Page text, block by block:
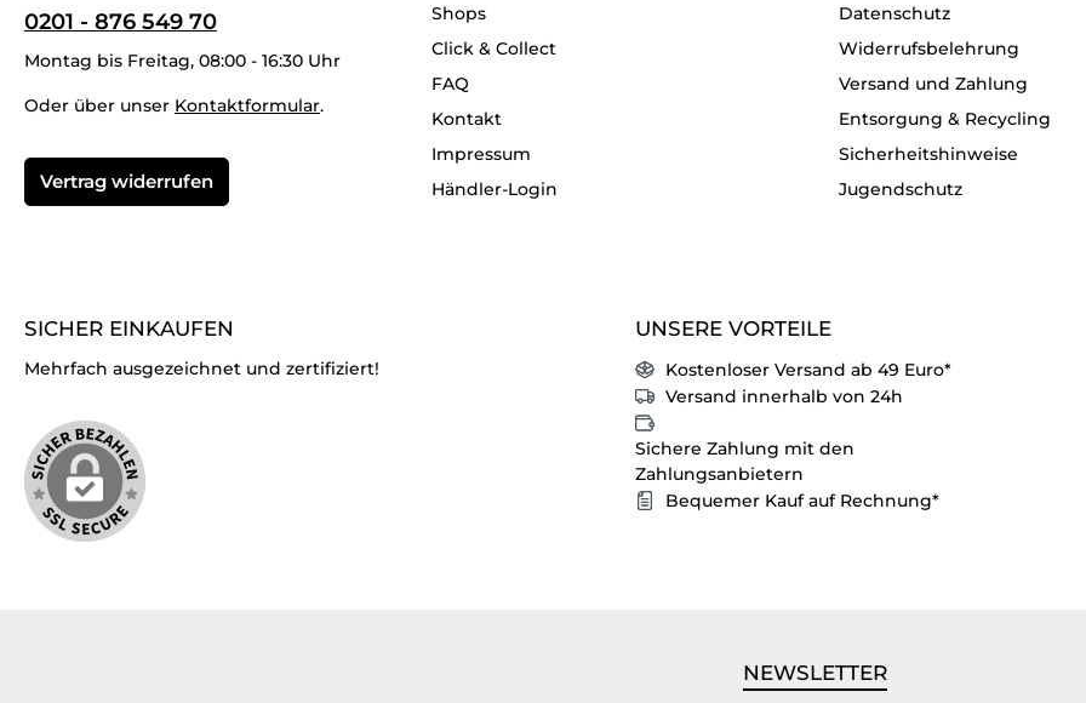
0201 - 876 549 70
Montag bis Freitag, 08:00 - 16:30 Uhr
Oder über unser Kontaktformular.
Vertrag widerrufen
Shops
Click & Collect
FAQ
Kontakt
Impressum
Händler-Login
Datenschutz
Widerrufsbelehrung
Versand und Zahlung
Entsorgung & Recycling
Sicherheitshinweise
Jugendschutz
SICHER EINKAUFEN
Mehrfach ausgezeichnet und zertifiziert!
UNSERE VORTEILE
Kostenloser Versand ab 49 Euro*
Versand innerhalb von 24h
Sichere Zahlung mit den
Zahlungsanbietern
Bequemer Kauf auf Rechnung*
NEWSLETTER